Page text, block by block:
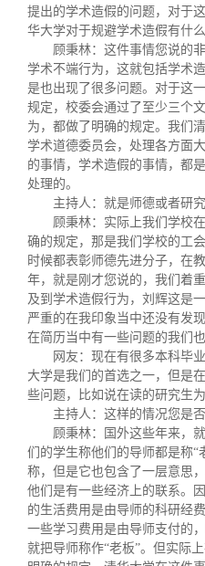
提出的学术造假的问题，对于
华大学对于规避学术造假有什么
顾秉林：这件事情您说的
学术不端行为，这就包括学术
是也出现了很多问题。对于这
规定，校委会通过了至少三个
为，都做了明确的规定。我们
学术道德委员会，处理各方面
的事情，学术造假的事情，都
处理的。
主持人：就是师德或者研
顾秉林：实际上我们学校
确的规定，那是我们学校的工
时候都表彰师德先进分子，在
年，就是刚才您说的，我们着
及到学术造假行为，刘辉这是
严重的在我印象当中还没有发
在简历当中有一些问题的我们
网友：现在有很多本科毕
大学是我们的首选之一，但是
些问题，比如说在读的研究生
主持人：这样的情况您是
顾秉林：国外这些年来，
们的学生称他们的导师都是称“
称，但是它也包含了一层意思
他们是有一些经济上的联系。
的生活费用是由导师的科研经
一些学习费用是由导师支付的
就把导师称作“老板”。但实际